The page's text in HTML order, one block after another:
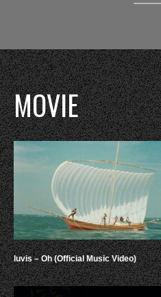
MOVIE
luvis – Oh (Official Music Video)